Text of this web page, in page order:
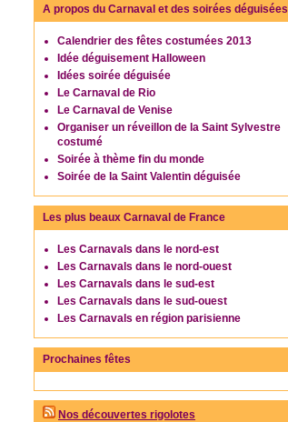
A propos du Carnaval et des soirées déguisées
Calendrier des fêtes costumées 2013
Idée déguisement Halloween
Idées soirée déguisée
Le Carnaval de Rio
Le Carnaval de Venise
Organiser un réveillon de la Saint Sylvestre
costumé
Soirée à thème fin du monde
Soirée de la Saint Valentin déguisée
Les plus beaux Carnaval de France
Les Carnavals dans le nord-est
Les Carnavals dans le nord-ouest
Les Carnavals dans le sud-est
Les Carnavals dans le sud-ouest
Les Carnavals en région parisienne
Prochaines fêtes
Nos découvertes rigolotes